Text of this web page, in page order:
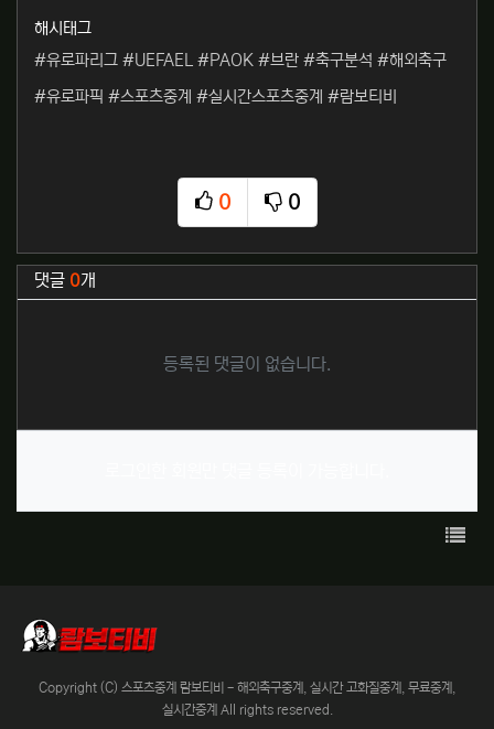
해시태그
#유로파리그 #UEFAEL #PAOK #브란 #축구분석 #해외축구
#유로파픽 #스포츠중계 #실시간스포츠중계 #람보티비
0
추천
0
비추천
관련자료
댓글 0개
등록된 댓글이 없습니다.
목록
Copyright (C) 스포츠중계 람보티비 - 해외축구중계, 실시간 고화질중계, 무료중계,
실시간중계 All rights reserved.